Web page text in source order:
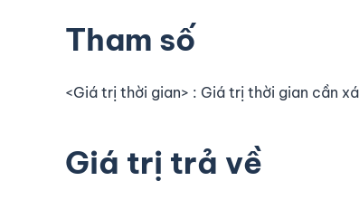
Tham số
<Giá trị thời gian> : Giá trị thời gian cần
Giá trị trả về